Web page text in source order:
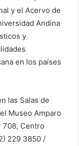
y el Acervo de
Andina
y
en los países
las Salas de
Museo Amparo
708, Centro
229 3850 /